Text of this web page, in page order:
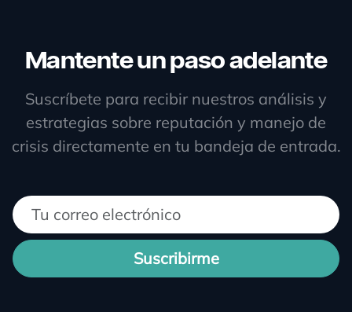
Mantente un paso adelante
Suscríbete para recibir nuestros análisis y
estrategias sobre reputación y manejo de
crisis directamente en tu bandeja de entrada.
Suscribirme